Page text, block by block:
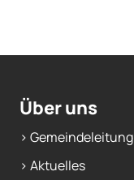
Über uns
> Gemeindeleitung
> Aktuelles